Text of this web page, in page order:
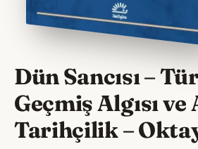
Dün Sancısı –
Geçmiş Algısı
Tarihçilik–